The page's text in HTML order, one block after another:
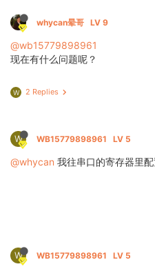
whycan晕哥 LV 9
@wb15779898961
现在有什么问题呢？
W 2 Replies
W WB15779898961 LV 5
@whycan 我往串口的寄存器里
W WB15779898961 LV 5